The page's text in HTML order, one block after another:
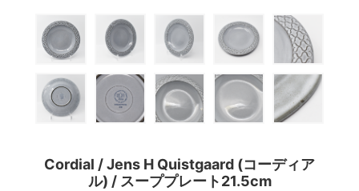
Cordial / Jens H Quistgaard (コーディア
ル) / スーププレート21.5cm